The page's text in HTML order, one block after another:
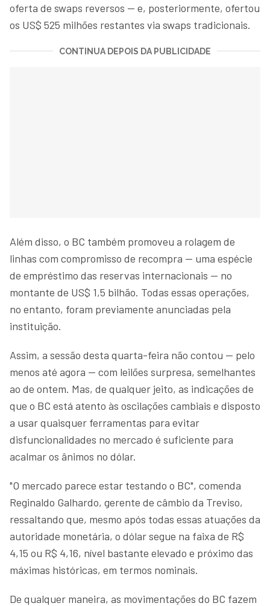
oferta de swaps reversos — e, posteriormente, ofertou
os US$ 525 milhões restantes via swaps tradicionais.
CONTINUA DEPOIS DA PUBLICIDADE
Além disso, o BC também promoveu a rolagem de
linhas com compromisso de recompra — uma espécie
de empréstimo das reservas internacionais — no
montante de US$ 1,5 bilhão. Todas essas operações,
no entanto, foram previamente anunciadas pela
instituição.
Assim, a sessão desta quarta-feira não contou — pelo
menos até agora — com leilões surpresa, semelhantes
ao de ontem. Mas, de qualquer jeito, as indicações de
que o BC está atento às oscilações cambiais e disposto
a usar quaisquer ferramentas para evitar
disfuncionalidades no mercado é suficiente para
acalmar os ânimos no dólar.
"O mercado parece estar testando o BC", comenda
Reginaldo Galhardo, gerente de câmbio da Treviso,
ressaltando que, mesmo após todas essas atuações da
autoridade monetária, o dólar segue na faixa de R$
4,15 ou R$ 4,16, nível bastante elevado e próximo das
máximas históricas, em termos nominais.
De qualquer maneira, as movimentações do BC fazem